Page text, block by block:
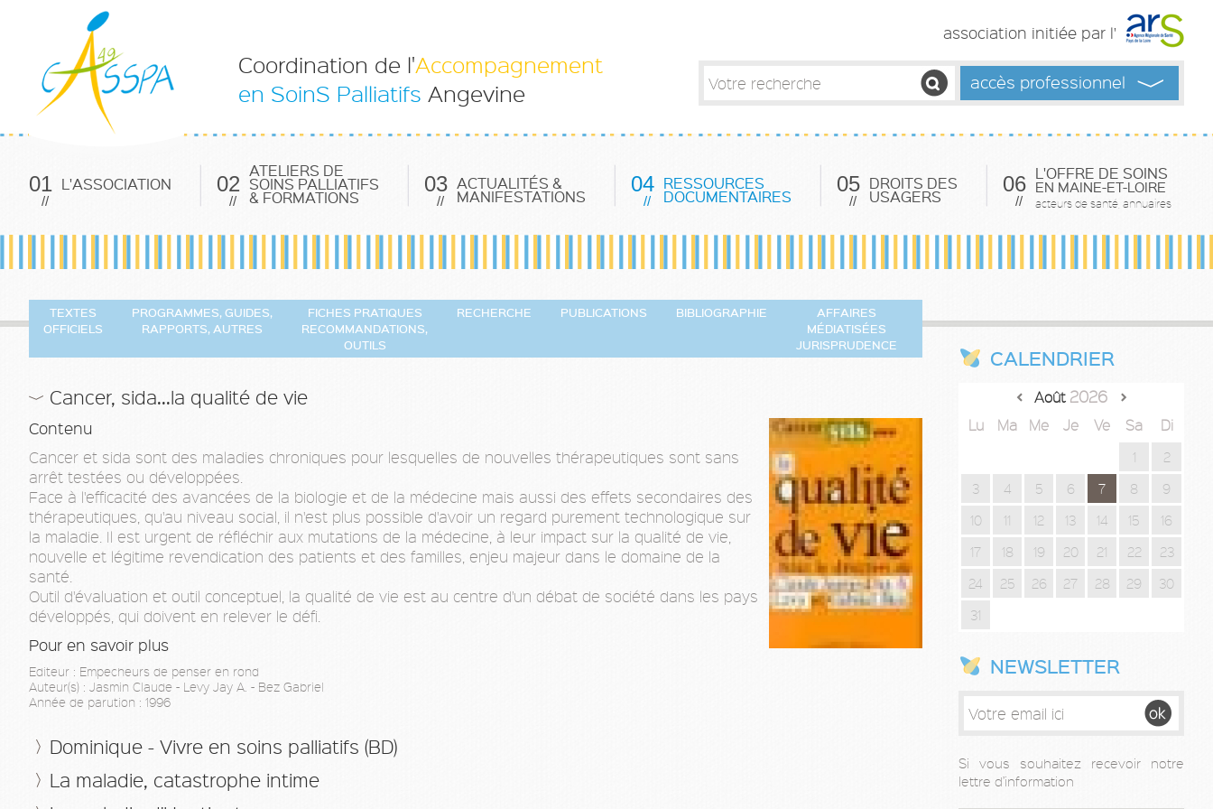
Coordination de l'Accompagnement
en SoinS Palliatifs Angevine
association initiée par l'
accès professionnel
01
//
L'ASSOCIATION 02
//
ATELIERS DE
SOINS PALLIATIFS
& FORMATIONS
03
//
ACTUALITÉS &
MANIFESTATIONS
04
//
RESSOURCES
DOCUMENTAIRES
05
//
DROITS DES
USAGERS
06
//
L'OFFRE DE SOINS
EN MAINE-ET-LOIRE
acteurs de santé, annuaires
TEXTES
OFFICIELS
PROGRAMMES, GUIDES,
RAPPORTS, AUTRES
FICHES PRATIQUES
RECOMMANDATIONS,
OUTILS
RECHERCHE PUBLICATIONS BIBLIOGRAPHIE
AFFAIRES
MÉDIATISÉES
JURISPRUDENCE
Cancer, sida...la qualité de vie
Contenu
Cancer et sida sont des maladies chroniques pour lesquelles de nouvelles thérapeutiques sont sans
arrêt testées ou développées.
Face à l'efficacité des avancées de la biologie et de la médecine mais aussi des effets secondaires des
thérapeutiques, qu'au niveau social, il n'est plus possible d'avoir un regard purement technologique sur
la maladie. Il est urgent de réfléchir aux mutations de la médecine, à leur impact sur la qualité de vie,
nouvelle et légitime revendication des patients et des familles, enjeu majeur dans le domaine de la
santé.
Outil d'évaluation et outil conceptuel, la qualité de vie est au centre d'un débat de société dans les pays
développés, qui doivent en relever le défi.
Pour en savoir plus
Editeur : Empecheurs de penser en rond
Auteur(s) : Jasmin Claude - Levy Jay A. - Bez Gabriel
Année de parution : 1996
Dominique - Vivre en soins palliatifs (BD)
La maladie, catastrophe intime
CALENDRIER
< Août 2026 >
Lu Ma Me Je Ve Sa Di
1
2
3
4 5 6 7 8
9
10
11 12 13 14 15
16
17
18 19 20 21 22
23
24
25 26 27 28 29
30
31
NEWSLETTER
Si vous souhaitez recevoir notre
lettre d’information